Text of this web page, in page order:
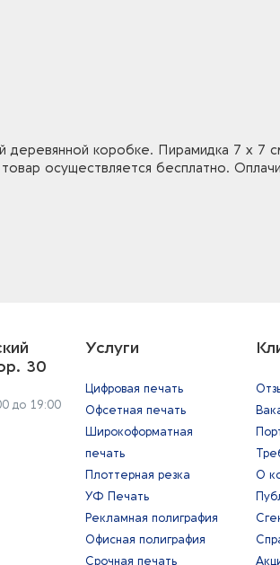
коробке. Пирамидка 7 х 7
осуществляется бесплатно.
30
до 19:00
Услуги
Цифровая печать
Офсетная печать
Широкоформатная
печать
Плоттерная резка
УФ Печать
Рекламная полиграфия
Офисная полиграфия
Срочная печать
О